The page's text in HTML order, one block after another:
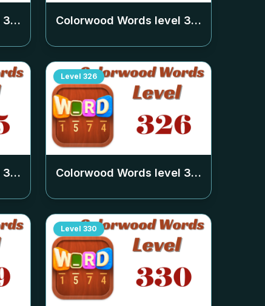
321 Colorwood Words level 322
325
Level 326
Colorwood Words level 326
Level 330